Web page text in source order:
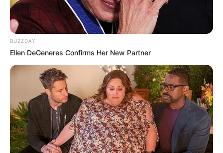
Dimasak yang Bikin Kamu
Nggak Selera
BUZZDAY
Ellen DeGeneres Confirms Her New Partner